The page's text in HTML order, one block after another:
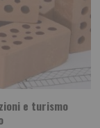
e turismo